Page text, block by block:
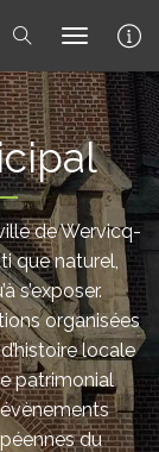
toggle
de Wervicq-
que naturel,
s’exposer.
organisées
locale
patrimonial
du